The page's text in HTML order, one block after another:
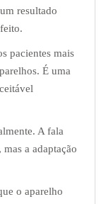
resultado
pacientes mais
É uma
A fala
a adaptação
o aparelho